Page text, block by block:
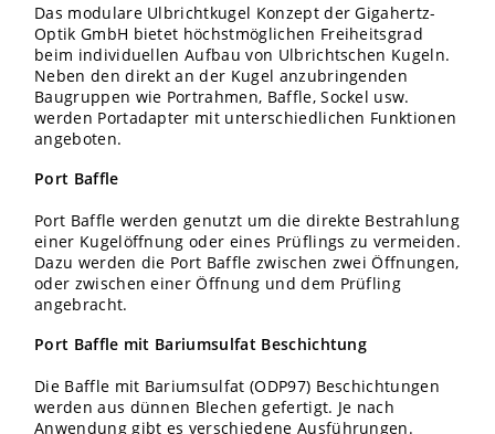
Das modulare Ulbrichtkugel Konzept der Gigahertz-
Optik GmbH bietet höchstmöglichen Freiheitsgrad
beim individuellen Aufbau von Ulbrichtschen Kugeln.
Neben den direkt an der Kugel anzubringenden
Baugruppen wie Portrahmen, Baffle, Sockel usw.
werden Portadapter mit unterschiedlichen Funktionen
angeboten.
Port Baffle
Port Baffle werden genutzt um die direkte Bestrahlung
einer Kugelöffnung oder eines Prüflings zu vermeiden.
Dazu werden die Port Baffle zwischen zwei Öffnungen,
oder zwischen einer Öffnung und dem Prüfling
angebracht.
Port Baffle mit Bariumsulfat Beschichtung
Die Baffle mit Bariumsulfat (ODP97) Beschichtungen
werden aus dünnen Blechen gefertigt. Je nach
Anwendung gibt es verschiedene Ausführungen.